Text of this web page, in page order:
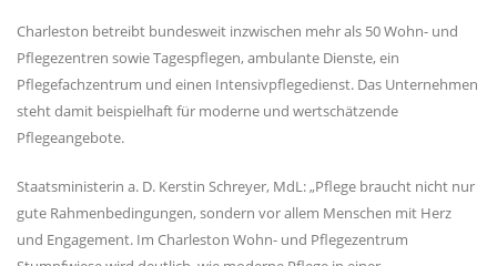
Charleston betreibt bundesweit inzwischen mehr als 50 Wohn- und
Pflegezentren sowie Tagespflegen, ambulante Dienste, ein
Pflegefachzentrum und einen Intensivpflegedienst. Das Unternehmen
steht damit beispielhaft für moderne und wertschätzende
Pflegeangebote.
Staatsministerin a. D. Kerstin Schreyer, MdL: „Pflege braucht nicht nur
gute Rahmenbedingungen, sondern vor allem Menschen mit Herz
und Engagement. Im Charleston Wohn- und Pflegezentrum